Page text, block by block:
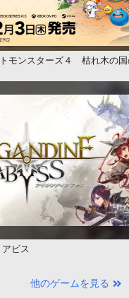
モンスターズ４ 枯れ木の
ビス
他のゲームを見る